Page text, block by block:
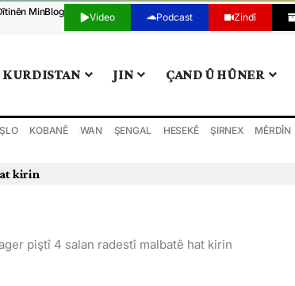
MinBlog Video Podcast Zindî
KURDISTAN JIN ÇAND Û HÛNER
KOBANÊ WAN ŞENGAL HESEKÊ ŞIRNEX MÊRDÎN
kirin
piştî 4 salan radestî malbatê hat kirin